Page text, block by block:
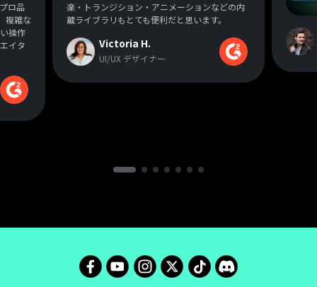
ロ品
複雑な
操作
イタ
楽・トランジション・アニメーションなどの内
蔵ライブラリもとても便利だと思います。
Victoria H.
UI/UX デザイナー